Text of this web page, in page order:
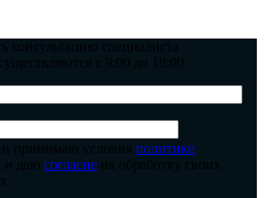
консультацию специалиста
с 9:00 до 18:00
и принимаю условия политики
и даю согласие на обработку своих